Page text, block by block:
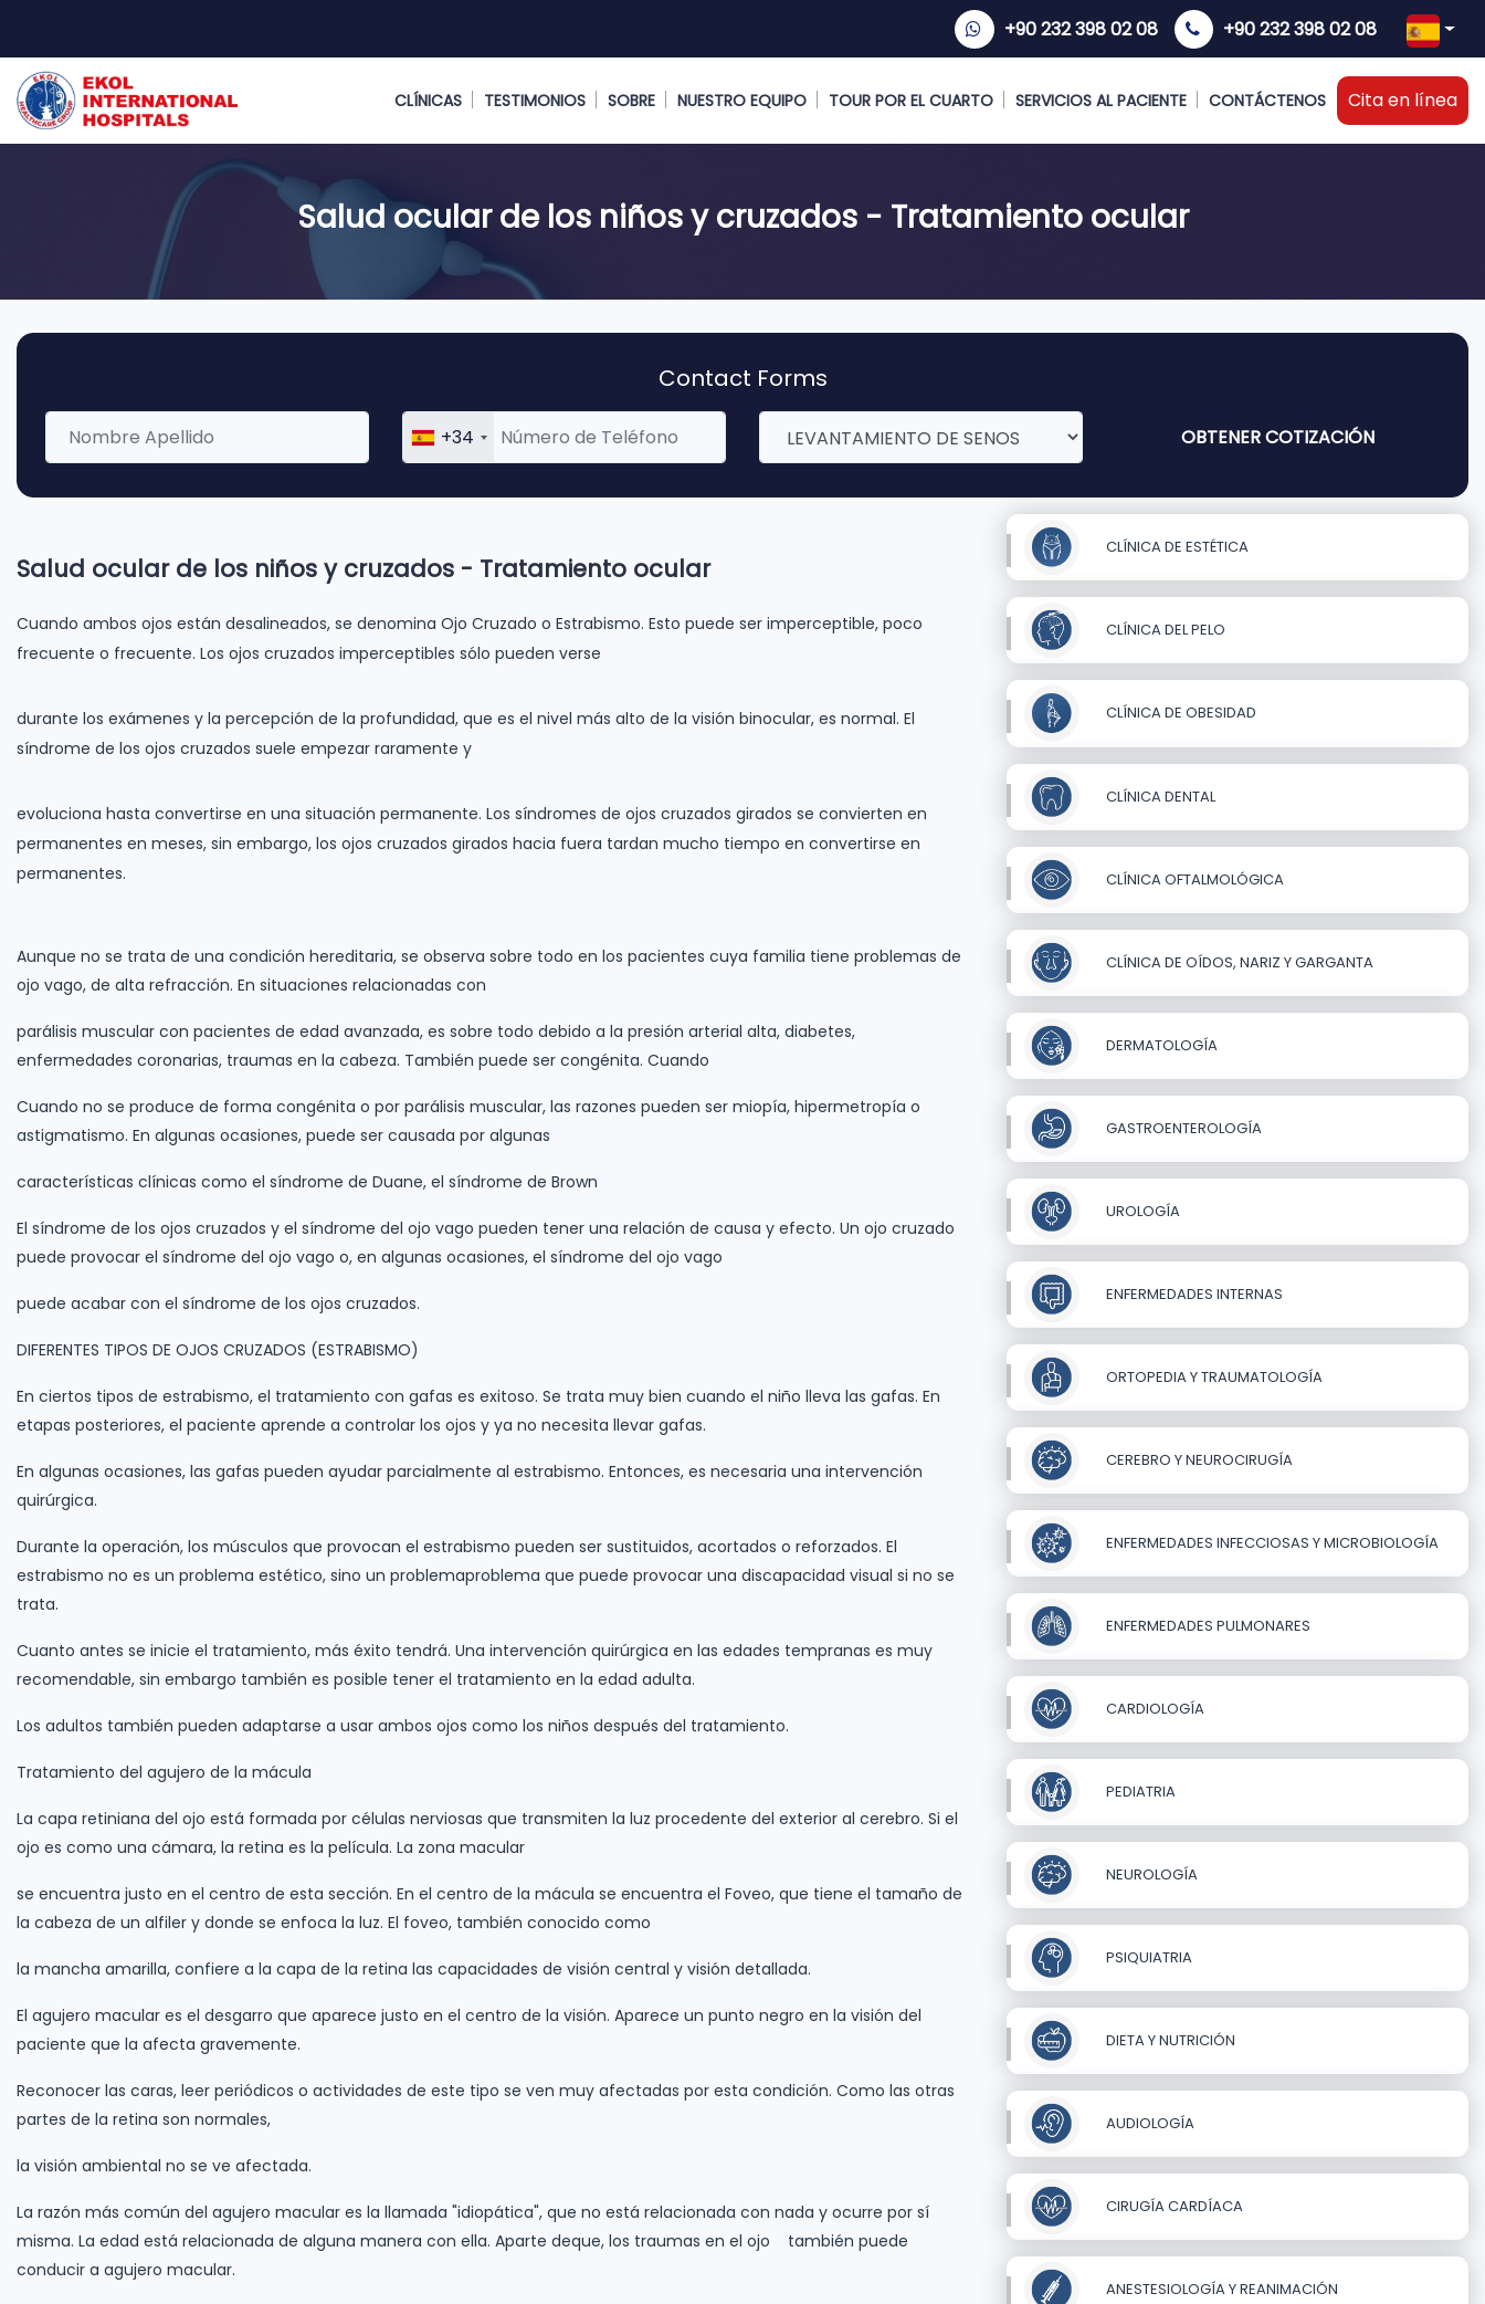
+90 232 398 02 08 +90 232 398 02 08
CLÍNICAS TESTIMONIOS SOBRE NUESTRO EQUIPO TOUR POR EL CUARTO SERVICIOS AL PACIENTE CONTÁCTENOS Cita en línea
Salud ocular de los niños y cruzados - Tratamiento ocular
Contact Forms
+34 OBTENER COTIZACIÓN
Salud ocular de los niños y cruzados - Tratamiento ocular
Cuando ambos ojos están desalineados, se denomina Ojo Cruzado o Estrabismo. Esto puede ser imperceptible, poco
frecuente o frecuente. Los ojos cruzados imperceptibles sólo pueden verse
durante los exámenes y la percepción de la profundidad, que es el nivel más alto de la visión binocular, es normal. El
síndrome de los ojos cruzados suele empezar raramente y
evoluciona hasta convertirse en una situación permanente. Los síndromes de ojos cruzados girados se convierten en
permanentes en meses, sin embargo, los ojos cruzados girados hacia fuera tardan mucho tiempo en convertirse en
permanentes.
Aunque no se trata de una condición hereditaria, se observa sobre todo en los pacientes cuya familia tiene problemas de
ojo vago, de alta refracción. En situaciones relacionadas con
parálisis muscular con pacientes de edad avanzada, es sobre todo debido a la presión arterial alta, diabetes,
enfermedades coronarias, traumas en la cabeza. También puede ser congénita. Cuando
Cuando no se produce de forma congénita o por parálisis muscular, las razones pueden ser miopía, hipermetropía o
astigmatismo. En algunas ocasiones, puede ser causada por algunas
características clínicas como el síndrome de Duane, el síndrome de Brown
El síndrome de los ojos cruzados y el síndrome del ojo vago pueden tener una relación de causa y efecto. Un ojo cruzado
puede provocar el síndrome del ojo vago o, en algunas ocasiones, el síndrome del ojo vago
puede acabar con el síndrome de los ojos cruzados.
DIFERENTES TIPOS DE OJOS CRUZADOS (ESTRABISMO)
En ciertos tipos de estrabismo, el tratamiento con gafas es exitoso. Se trata muy bien cuando el niño lleva las gafas. En
etapas posteriores, el paciente aprende a controlar los ojos y ya no necesita llevar gafas.
En algunas ocasiones, las gafas pueden ayudar parcialmente al estrabismo. Entonces, es necesaria una intervención
quirúrgica.
Durante la operación, los músculos que provocan el estrabismo pueden ser sustituidos, acortados o reforzados. El
estrabismo no es un problema estético, sino un problemaproblema que puede provocar una discapacidad visual si no se
trata.
Cuanto antes se inicie el tratamiento, más éxito tendrá. Una intervención quirúrgica en las edades tempranas es muy
recomendable, sin embargo también es posible tener el tratamiento en la edad adulta.
Los adultos también pueden adaptarse a usar ambos ojos como los niños después del tratamiento.
Tratamiento del agujero de la mácula
La capa retiniana del ojo está formada por células nerviosas que transmiten la luz procedente del exterior al cerebro. Si el
ojo es como una cámara, la retina es la película. La zona macular
se encuentra justo en el centro de esta sección. En el centro de la mácula se encuentra el Foveo, que tiene el tamaño de
la cabeza de un alfiler y donde se enfoca la luz. El foveo, también conocido como
la mancha amarilla, confiere a la capa de la retina las capacidades de visión central y visión detallada.
El agujero macular es el desgarro que aparece justo en el centro de la visión. Aparece un punto negro en la visión del
paciente que la afecta gravemente.
Reconocer las caras, leer periódicos o actividades de este tipo se ven muy afectadas por esta condición. Como las otras
partes de la retina son normales,
la visión ambiental no se ve afectada.
La razón más común del agujero macular es la llamada "idiopática", que no está relacionada con nada y ocurre por sí
misma. La edad está relacionada de alguna manera con ella. Aparte deque, los traumas en el ojo también puede
conducir a agujero macular.
CLÍNICA DE ESTÉTICA
CLÍNICA DEL PELO
CLÍNICA DE OBESIDAD
CLÍNICA DENTAL
CLÍNICA OFTALMOLÓGICA
CLÍNICA DE OÍDOS, NARIZ Y GARGANTA
DERMATOLOGÍA
GASTROENTEROLOGÍA
UROLOGÍA
ENFERMEDADES INTERNAS
ORTOPEDIA Y TRAUMATOLOGÍA
CEREBRO Y NEUROCIRUGÍA
ENFERMEDADES INFECCIOSAS Y MICROBIOLOGÍA
ENFERMEDADES PULMONARES
CARDIOLOGÍA
PEDIATRIA
NEUROLOGÍA
PSIQUIATRIA
DIETA Y NUTRICIÓN
AUDIOLOGÍA
CIRUGÍA CARDÍACA
ANESTESIOLOGÍA Y REANIMACIÓN